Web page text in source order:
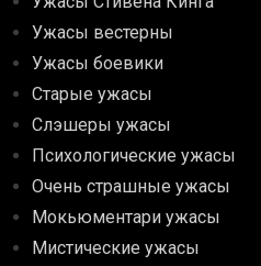
Ужасы вестерны
Ужасы боевики
Старые ужасы
Слэшеры ужасы
Психологические ужасы
Очень страшные ужасы
Мокьюментари ужасы
Мистические ужасы